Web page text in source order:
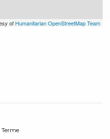
of Humanitarian OpenStreetMap Team